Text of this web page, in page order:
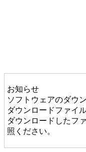
お知らせ
ソフトウェアのダウ
ダウンロードファイ
ダウンロードしたフ
照ください。